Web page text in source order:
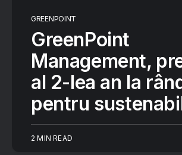
GREENPOINT
GreenPoint
Management,
al 2-lea an la
pentru
2 MIN READ